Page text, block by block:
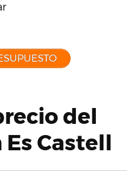
del
Castell